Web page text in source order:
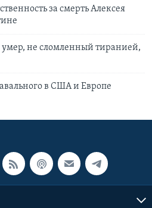
за смерть Алексея
не сломленный тиранией,
в США и Европе